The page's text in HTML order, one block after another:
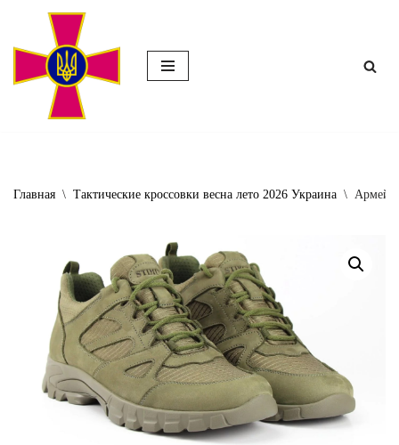
Перейти
содержимому
Главная \ Тактические кроссовки весна лето 2026 Украина \